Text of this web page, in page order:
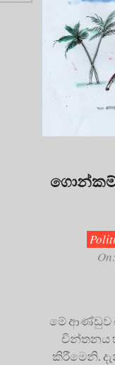
On:
මේ ආණ්ඩුව
චින්තනය
කිරීමෙනි.